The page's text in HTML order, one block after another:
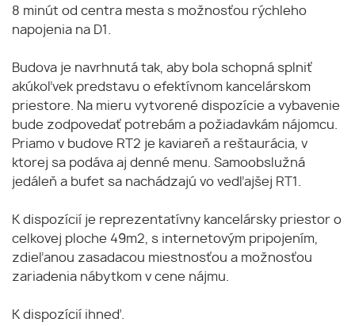
8 minút od centra mesta s možnosťou rýchleho
napojenia na D1.
Budova je navrhnutá tak, aby bola schopná splniť
akúkoľvek predstavu o efektívnom kancelárskom
priestore. Na mieru vytvorené dispozície a vybavenie
bude zodpovedať potrebám a požiadavkám nájomcu.
Priamo v budove RT2 je kaviareň a reštaurácia, v
ktorej sa podáva aj denné menu. Samoobslužná
jedáleň a bufet sa nachádzajú vo vedľajšej RT1.
K dispozícií je reprezentatívny kancelársky priestor o
celkovej ploche 49m2, s internetovým pripojením,
zdieľanou zasadacou miestnosťou a možnosťou
zariadenia nábytkom v cene nájmu.
K dispozícií ihneď.